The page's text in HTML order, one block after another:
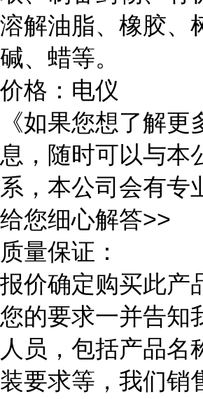
溶解油脂、橡胶、
碱、蜡等。
价格：电仪
《如果您想了解更
息，随时可以与本
系，本公司会有专
给您细心解答>>
质量保证：
报价确定购买此产
您的要求一并告知
人员，包括产品名
装要求等，我们销